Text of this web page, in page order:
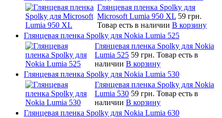
Глянцевая пленка Spolky для
Microsoft Lumia 950 XL 59 грн.
Товар есть в наличии В корзину
Глянцевая пленка Spolky для Nokia Lumia 525
Глянцевая пленка Spolky для Nokia
Lumia 525 59 грн. Товар есть в
наличии В корзину
Глянцевая пленка Spolky для Nokia Lumia 530
Глянцевая пленка Spolky для Nokia
Lumia 530 59 грн. Товар есть в
наличии В корзину
Глянцевая пленка Spolky для Nokia Lumia 630